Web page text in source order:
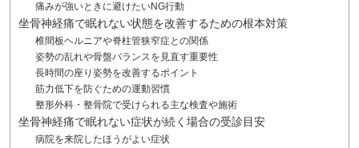
痛みが強いときに避けたいNG行動
坐骨神経痛で眠れない状態を改善するための根本対策
椎間板ヘルニアや脊柱管狭窄症との関係
姿勢の乱れや骨盤バランスを見直す重要性
長時間の座り姿勢を改善するポイント
筋力低下を防ぐための運動習慣
整形外科・整骨院で受けられる主な検査や施術
坐骨神経痛で眠れない症状が続く場合の受診目安
病院を来院したほうがよい症状